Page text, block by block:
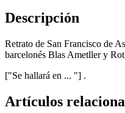
Descripción
Retrato de San Francisco de
barcelonés Blas Ametller y
["Se hallará en ... "] .
Artículos